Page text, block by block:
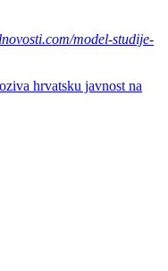
model-studije-
hrvatsku javnost na